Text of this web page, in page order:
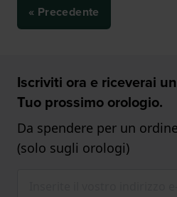
« Precedente
Iscriviti ora e riceverai
Tuo prossimo orologio.
Da spendere per un
(solo sugli orologi)